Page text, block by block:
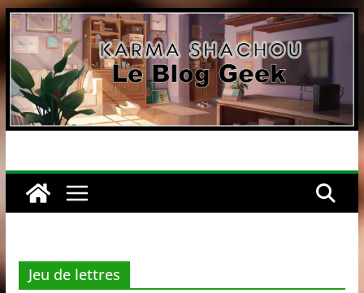
Passer
au
contenu
Jeu de lettres